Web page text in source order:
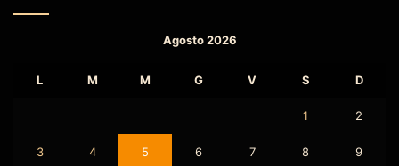
Agosto 2026
L M M G V S D
1 2
3 4 5 6 7 8 9